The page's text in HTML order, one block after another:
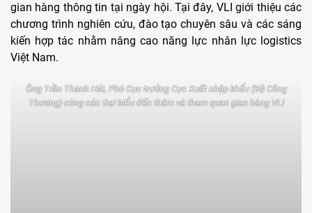
gian hàng thông tin tại ngày hội. Tại đây, VLI giới thiệu các
chương trình nghiên cứu, đào tạo chuyên sâu và các sáng
kiến hợp tác nhằm nâng cao năng lực nhân lực logistics
Việt Nam.
Ông Trần Thanh Hải, Phó Cục trưởng Cục Xuất nhập khẩu (Bộ Công
Thương) cùng các Đại biểu đến thăm và tham quan gian hàng VLI